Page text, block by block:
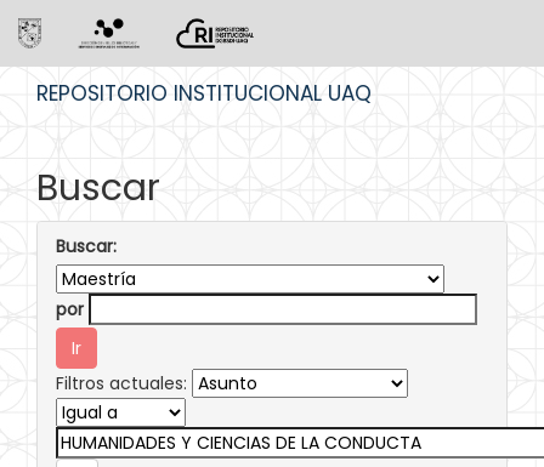
REPOSITORIO INSTITUCIONAL UAQ
Buscar
Buscar:
por
Filtros actuales: